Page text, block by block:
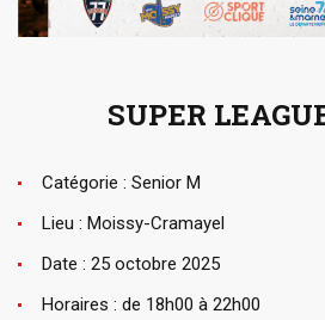
SUPER
Catégorie : Senior M
Lieu : Moissy-Cramayel
Date : 25 octobre 2025
Horaires : de 18h00 à 22h00